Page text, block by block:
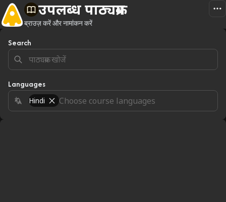
उपलब्ध पाठ्यक्रम
ब्राउज़ करें और नामांकन करें
Search
Languages
Hindi